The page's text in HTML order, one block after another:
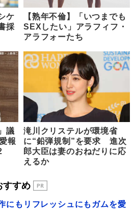
ケ
採
【熟年不倫】「いつまでも
SEXしたい」アラフィフ・
アラフォーたち
議
報
滝川クリステルが環境省
に“鉛弾規制”を要求 進次
郎大臣は妻のおねだりに応
えるか
すすめ
にもリフレッシュにもガムを愛